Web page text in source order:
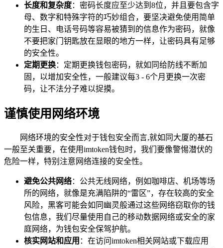
长度和复杂度：密码长度应至少达到8位，并且要包含字
母、数字和特殊字符的巧妙组合，要坚决避免使用简单
的生日、电话号码等容易被猜到的信息作为密码，就像
不要把家门钥匙放在显眼的地方一样，让密码具有足够
的安全性。
定期更换：定期更换钱包密码，就如同给防线不断加
固，以增加安全性，一般建议每3 - 6个月更换一次密
码，让不法分子难以捉摸。
谨慎使用网络环境
网络环境的安全性对于钱包安全而言,就如同大厦的基石
一般至关重要，在使用imtoken钱包时，我们要像警惕潜伏的
危险一样，特别注意网络连接的安全性。
避免公共网络：公共无线网络，例如咖啡店、机场等场
所的网络，就像是充满陷阱的“雷区”，存在较高的安全
风险，黑客可能会如同幽灵般通过这些网络窃取你的钱
包信息，我们尽量使用自己的移动数据网络或安全的家
庭网络，为钱包安全保驾护航。
核实网站和应用 ：在访问imtoken相关网站或下载应用